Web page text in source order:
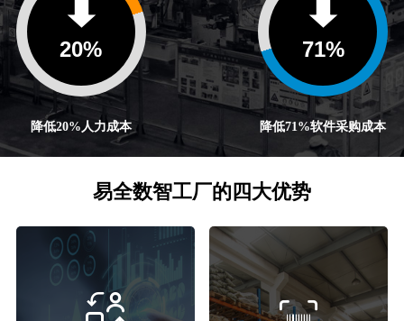
20%
降低20%人力成本
71%
降低71%软件采购成本
易全数智工厂的四大优势